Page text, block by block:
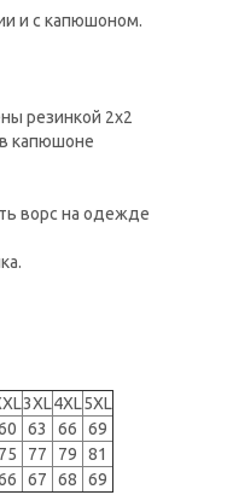
и с капюшоном.
резинкой 2х2
капюшоне
ворс на одежде
3XL4XL5XL
63 66
69
75 77 79
81
67 68 69